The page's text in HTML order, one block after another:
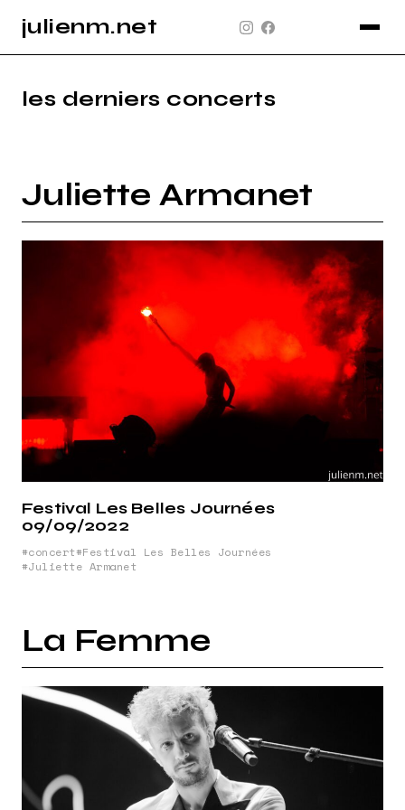
julienm.net
CONCERT
GLASTONBURY
INFO
PLAN DU SITE
les derniers concerts
Juliette Armanet
Festival Les Belles Journées
09/09/2022
concert Festival Les Belles Journées
Juliette Armanet
La Femme